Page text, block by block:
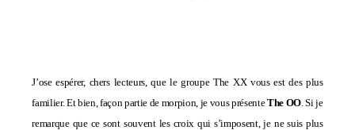
J’ose espérer, chers lecteurs, que le groupeThe XXvous est des plus
familier. Et bien, façon partie de morpion, je vous présenteThe OO. Si je
remarque que ce sont souvent les croix qui s’imposent, je ne suis plus